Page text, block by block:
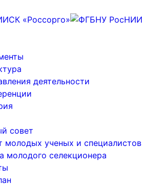
деятельности
совет
молодых ученых и специалистов
молодого селекционера